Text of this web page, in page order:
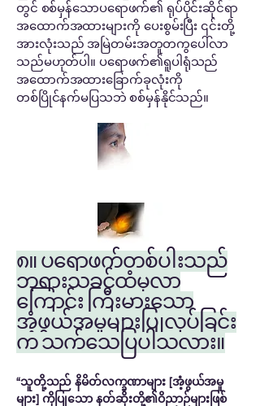
တွင် စစ်မှန်သောပရောဖက်၏ ရုပ်ပိုင်းဆိုင်ရာ
အထောက်အထားများကို ပေးစွမ်းပြီး ၎င်းတို့
အားလုံးသည် အမြဲတမ်းအတူတကွပေါ်လာ
သည်မဟုတ်ပါ။ ပရောဖက်၏ရူပါရုံသည်
အထောက်အထားခြောက်ခုလုံးကို
တစ်ပြိုင်နက်မပြသဘဲ စစ်မှန်နိုင်သည်။
၈။ ပရောဖက်တစ်ပါးသည်
ဘုရားသခင်ထံမှလာ
ကြောင်း ကြီးမားသော
အံ့ဖွယ်အမှုများပြုလုပ်ခြင်း
က သက်သေပြပါသလား။
“သူတို့သည် နိမိတ်လက္ခဏာများ [အံ့ဖွယ်အမှု
များ] ကိုပြုသော နတ်ဆိုးတို့၏ဝိညာဉ်များဖြစ်